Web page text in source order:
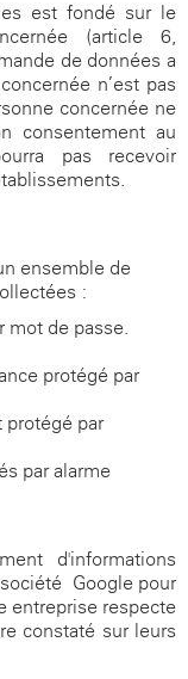
est fondé sur le
(article 6,
de données a
n’est pas
concernée ne
consentement au
pas recevoir
ensemble de
:
mot de passe.
protégé par
protégé par
par alarme
d'informations
Google pour
entreprise respecte
constaté sur leurs